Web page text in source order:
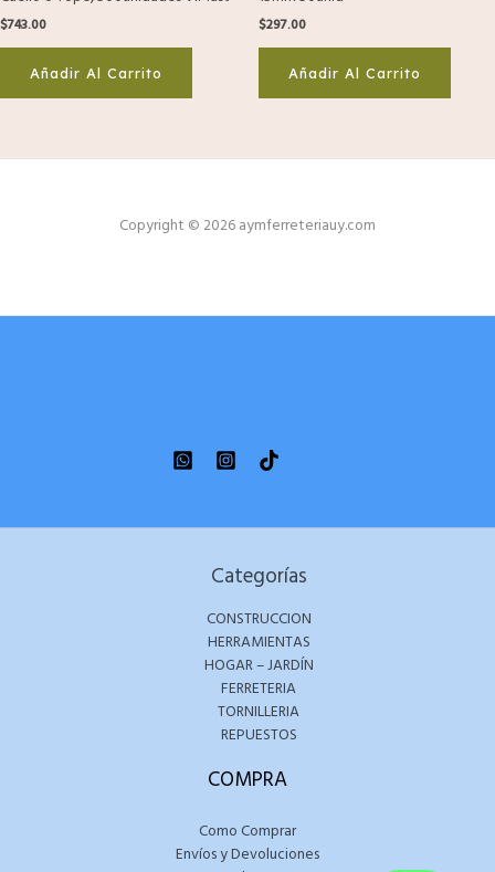
$743.00
Añadir Al Carrito
$297.00
Añadir Al Carrito
Copyright © 2026 aymferreteriauy.com
Categorías
CONSTRUCCION
HERRAMIENTAS
HOGAR – JARDÍN
FERRETERIA
TORNILLERIA
REPUESTOS
COMPRA
Como Comprar
Envíos y Devoluciones